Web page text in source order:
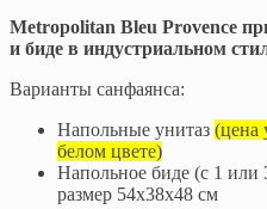
Metropolitan Bleu Provence
и биде в индустриальном
Варианты санфаянса:
Напольные унитаз (цена
белом цвете)
Напольное биде (с 1 или
размер 54x38x48 см